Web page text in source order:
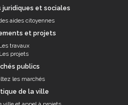
juridiques et sociales
aides citoyennes
et projets
travaux
Les projets
publics
les marchés
de la ville